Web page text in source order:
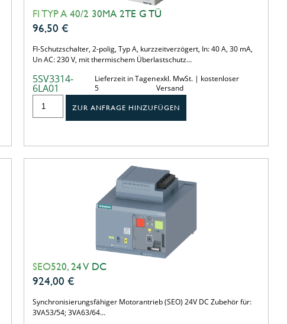
FI TYP A 40/2 30MA 2TE G TÜ
96,50 €
FI-Schutzschalter, 2-polig, Typ A, kurzzeitverzögert, In: 40 A, 30 mA,
Un AC: 230 V, mit thermischem Überlastschutz…
5SV3314-
6LA01
Lieferzeit in Tagen
5
exkl. MwSt. | kostenloser
Versand
ZUR ANFRAGE HINZUFÜGEN
SEO520, 24 V DC
924,00 €
Synchronisierungsfähiger Motorantrieb (SEO) 24V DC Zubehör für:
3VA53/54; 3VA63/64…